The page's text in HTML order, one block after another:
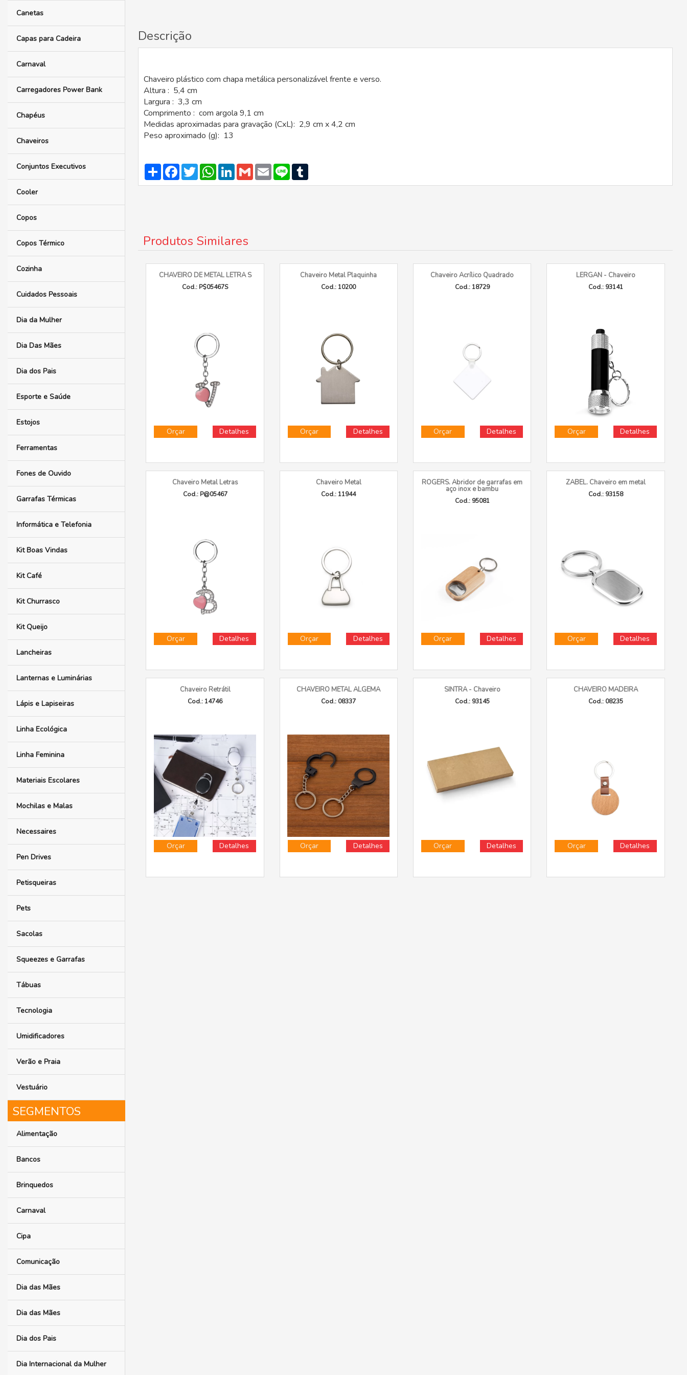
Canetas
Capas para Cadeira
Carnaval
Carregadores Power Bank
Chapéus
Chaveiros
Conjuntos Executivos
Cooler
Copos
Copos Térmico
Cozinha
Cuidados Pessoais
Dia da Mulher
Dia Das Mães
Dia dos Pais
Esporte e Saúde
Estojos
Ferramentas
Fones de Ouvido
Garrafas Térmicas
Informática e Telefonia
Kit Boas Vindas
Kit Café
Kit Churrasco
Kit Queijo
Lancheiras
Lanternas e Luminárias
Lápis e Lapiseiras
Linha Ecológica
Linha Feminina
Materiais Escolares
Mochilas e Malas
Necessaires
Pen Drives
Petisqueiras
Pets
Sacolas
Squeezes e Garrafas
Tábuas
Tecnologia
Umidificadores
Verão e Praia
Vestuário
Alimentação
Bancos
Brinquedos
Carnaval
Cipa
Comunicação
Dia das Mães
Dia das Mães
Dia dos Pais
Dia Internacional da Mulher
Descrição
Chaveiro plástico com chapa metálica personalizável frente e verso.
Altura : 5,4 cm
Largura : 3,3 cm
Comprimento : com argola 9,1 cm
Medidas aproximadas para gravação (CxL): 2,9 cm x 4,2 cm
Peso aproximado (g): 13
Compartilhar
Facebook
TwitterWhatsApp
LinkedIn
GmailEmailLine
Produtos Similares
CHAVEIRO DE METAL LETRA S
Cod.: P$05467S
Orçar Detalhes
Chaveiro Metal Plaquinha
Cod.: 10200
Orçar Detalhes
Chaveiro Acrílico Quadrado
Cod.: 18729
Orçar Detalhes
LERGAN - Chaveiro
Cod.: 93141
Orçar Detalhes
Chaveiro Metal Letras
Cod.: P@05467
Orçar Detalhes
Chaveiro Metal
Cod.: 11944
Orçar Detalhes
ROGERS. Abridor de garrafas em
aço inox e bambu
Cod.: 95081
Orçar Detalhes
ZABEL. Chaveiro em metal
Cod.: 93158
Orçar Detalhes
Chaveiro Retrátil
Cod.: 14746
Orçar Detalhes
CHAVEIRO METAL ALGEMA
Cod.: 08337
Orçar Detalhes
SINTRA - Chaveiro
Cod.: 93145
Orçar Detalhes
CHAVEIRO MADEIRA
Cod.: 08235
Orçar Detalhes